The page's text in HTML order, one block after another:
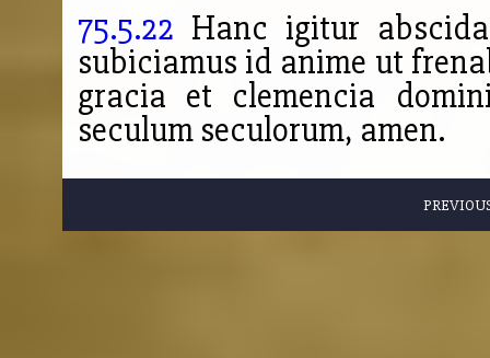
75.5.22 Hanc igitur
subiciamus id anime ut
gracia et clemencia
seculum seculorum, amen.